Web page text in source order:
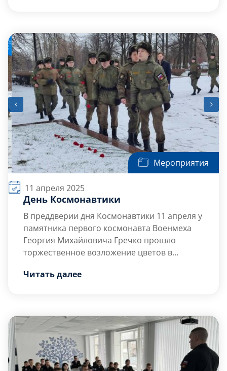
участие: и.о. декана Факультета «Р» Шматко
Алексей Дмитриевич, доктор экономических
наук, профессор, член корреспондент РАО;
заведующий кафедрой […]
Мероприятия
11 апреля 2025
День Космонавтики
В преддверии дня Космонавтики 11 апреля у
памятника первого космонавта Военмеха
Георгия Михайловича Гречко прошло
торжественное возложение цветов в
участвовали студенты, преподаватели и
Почтили подвиги минутой молчания:
новых поколений.
Посетили бюст […]
Читать далее